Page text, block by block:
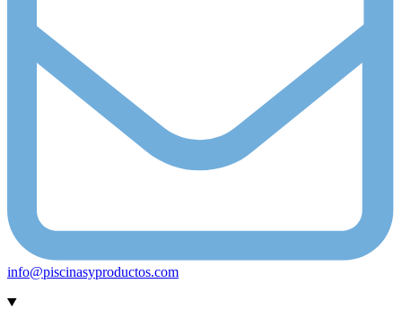
info@piscinasyproductos.com